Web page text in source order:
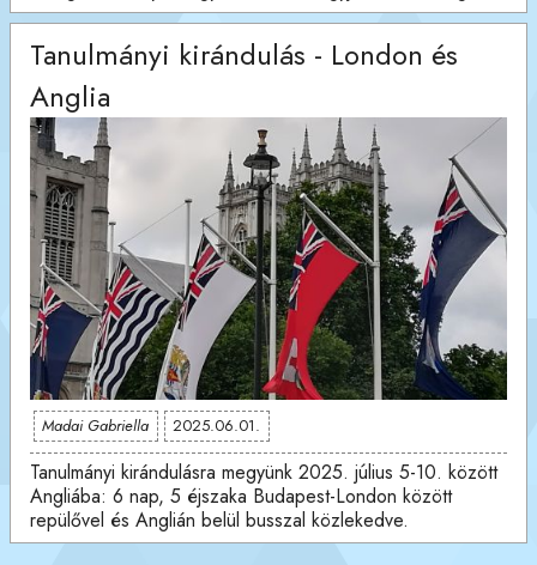
Tanulmányi kirándulás - London és
Anglia
Madai Gabriella 2025.06.01.
Tanulmányi kirándulásra megyünk 2025. július 5-10. között
Angliába: 6 nap, 5 éjszaka Budapest-London között
repülővel és Anglián belül busszal közlekedve.